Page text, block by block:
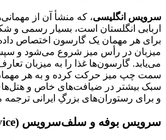
سرویس انگلیسی، که منشأ آن از
اربابی انگلستان است، بسیار رسمی و
برای هر مهمان یک گارسون اختصاص
میزبان در رأس میز شروع می‌شود و سپس
می‌یابد. گارسون‌ها غذا را به میزبان
سمت چپ میز حرکت کرده و به هر
سبک بیشتر در ضیافت‌های خاص و
و برای رستوران‌های بزرگِ ایرانی ترجمه
سرویس بوفه و سلف‌سرویس (Buffet & Self-Service)